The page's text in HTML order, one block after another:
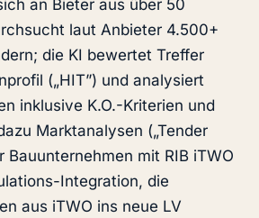
an Bieter aus über 50
laut Anbieter 4.500+
die KI bewertet Treffer
(„HIT”) und analysiert
inklusive K.O.-Kriterien und
Marktanalysen („Tender
Bauunternehmen mit RIB iTWO
Integration, die
aus iTWO ins neue LV